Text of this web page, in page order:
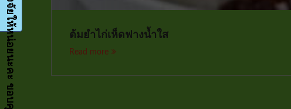
ต้มยำไก่เห็ดฟางน้ำใส
Read more